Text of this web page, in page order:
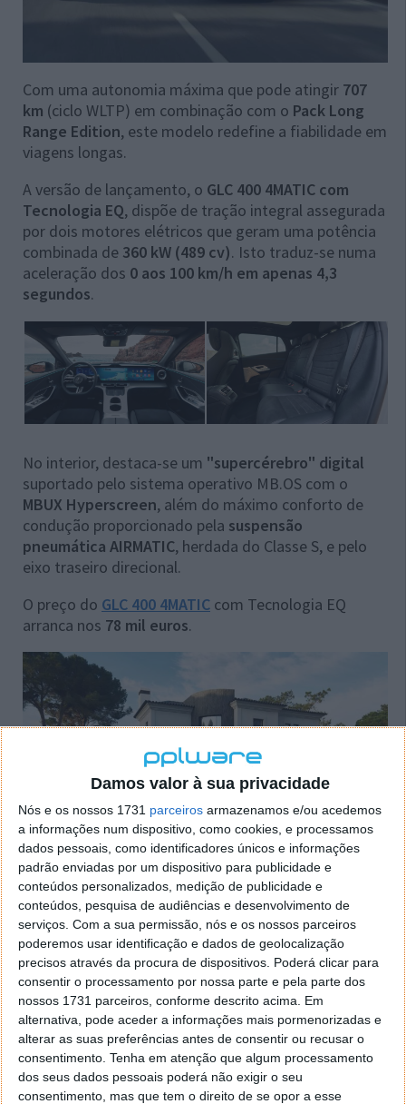
Damos valor à sua privacidade
Nós e os nossos 1731 parceiros armazenamos e/ou acedemos
a informações num dispositivo, como cookies, e processamos
dados pessoais, como identificadores únicos e informações
padrão enviadas por um dispositivo para publicidade e
conteúdos personalizados, medição de publicidade e
conteúdos, pesquisa de audiências e desenvolvimento de
serviços. Com a sua permissão, nós e os nossos parceiros
poderemos usar identificação e dados de geolocalização
precisos através da procura de dispositivos. Poderá clicar para
consentir o processamento por nossa parte e pela parte dos
nossos 1731 parceiros, conforme descrito acima. Em
alternativa, pode aceder a informações mais pormenorizadas e
alterar as suas preferências antes de consentir ou recusar o
consentimento. Tenha em atenção que algum processamento
dos seus dados pessoais poderá não exigir o seu
consentimento, mas que tem o direito de se opor a esse
Com uma autonomia máxima que pode atingir 707
km (ciclo WLTP) em combinação com o Pack Long
Range Edition, este modelo redefine a fiabilidade em
viagens longas.
A versão de lançamento, o GLC 400 4MATIC com
Tecnologia EQ, dispõe de tração integral assegurada
por dois motores elétricos que geram uma potência
combinada de 360 kW (489 cv). Isto traduz-se numa
aceleração dos 0 aos 100 km/h em apenas 4,3
segundos.
No interior, destaca-se um "supercérebro" digital
suportado pelo sistema operativo MB.OS com o
MBUX Hyperscreen, além do máximo conforto de
condução proporcionado pela suspensão
pneumática AIRMATIC, herdada do Classe S, e pelo
eixo traseiro direcional.
O preço do GLC 400 4MATIC com Tecnologia EQ
arranca nos 78 mil euros.
Novo GLB alia tecnologia e versatilidade
O novo Mercedes-Benz GLB é a resposta ideal para
quem procura tecnologia e funcionalidade, mantendo
a capacidade para transportar até sete pessoas.
A sua imagem marcante inspira-se na identidade
visual do recente CLA, destacando-se uma imponente
grelha frontal com 94 estrelas em LED nas variantes
elétricas. O interior foi radicalmente redesenhado e
incorpora agora onovo painel Superscreen.